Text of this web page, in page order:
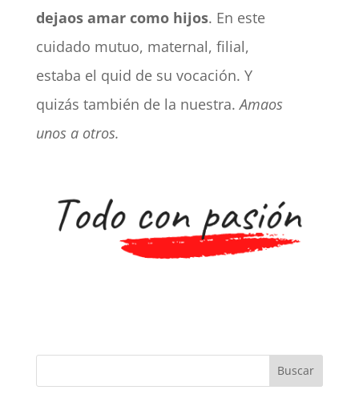
dejaos amar como hijos. En este
cuidado mutuo, maternal, filial,
estaba el quid de su vocación. Y
quizás también de la nuestra.Amaos
unos a otros.